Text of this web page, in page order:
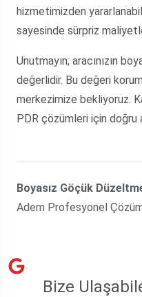
hizmetimizden
sayesinde sürpriz
Unutmayın; aracınızın
değerlidir. Bu değeri
merkezimize bekliyoruz.
PDR çözümleri için doğru
Boyasız Göçük
Adem Profesyonel
Bize